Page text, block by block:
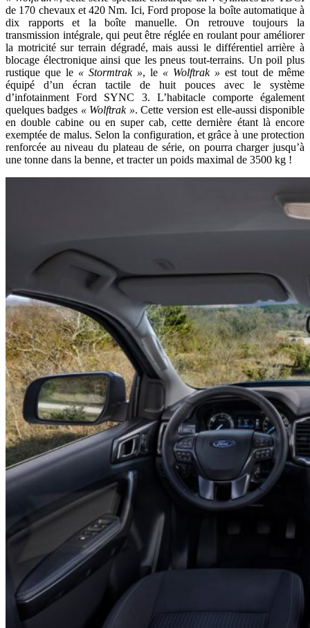
de 170 chevaux et 420 Nm. Ici, Ford propose la boîte automatique à
dix rapports et la boîte manuelle. On retrouve toujours la
transmission intégrale, qui peut être réglée en roulant pour améliorer
la motricité sur terrain dégradé, mais aussi le différentiel arrière à
blocage électronique ainsi que les pneus tout-terrains. Un poil plus
rustique que le « Stormtrak », le « Wolftrak » est tout de même
équipé d’un écran tactile de huit pouces avec le système
d’infotainment Ford SYNC 3. L’habitacle comporte également
quelques badges « Wolftrak ». Cette version est elle-aussi disponible
en double cabine ou en super cab, cette dernière étant là encore
exemptée de malus. Selon la configuration, et grâce à une protection
renforcée au niveau du plateau de série, on pourra charger jusqu’à
une tonne dans la benne, et tracter un poids maximal de 3500 kg !